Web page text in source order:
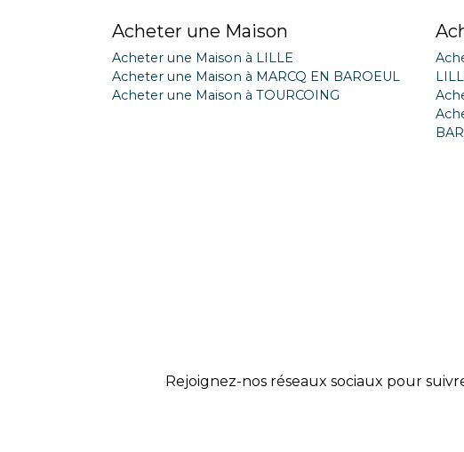
Acheter une Maison
Acheter une Maison à LILLE
Acheter une Maison à MARCQ EN BAROEUL
Acheter une Maison à TOURCOING
Rejoignez-nos réseaux sociaux pour